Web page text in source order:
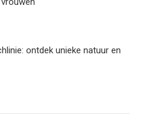
ontdek unieke natuur en